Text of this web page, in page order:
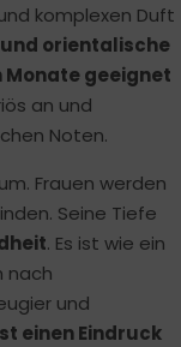
komplexen Duft
orientalische
Monate geeignet
an und
Noten.
Frauen werden
Seine Tiefe
. Es ist wie ein
nach
und
einen Eindruck